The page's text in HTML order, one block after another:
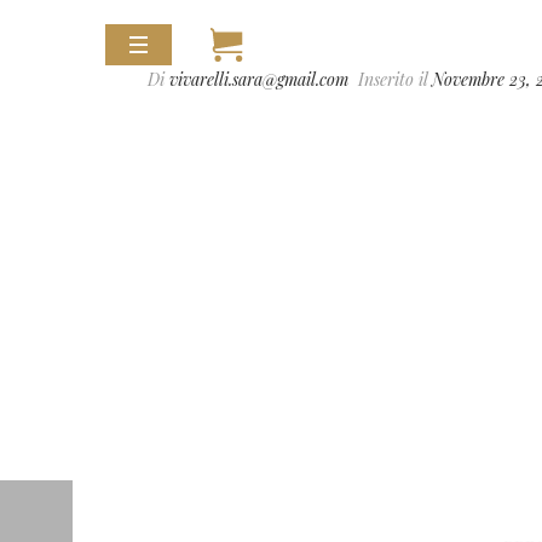
Divivarelli.sara@gmail.com Inserito ilNovembre 23,